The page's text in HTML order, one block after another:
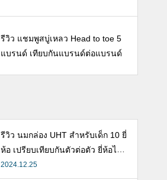
รีวิว แชมพูสบู่เหลว Head to toe 5
แบรนด์ เทียบกันแบรนด์ต่อแบรนด์
รีวิว นมกล่อง UHT สำหรับเด็ก 10 ยี่
ห้อ เปรียบเทียบกันตัวต่อตัว ยี่ห้อไห
นดี พร้อมแนะวิธีการเลือกนมกล่องใ
2024.12.25